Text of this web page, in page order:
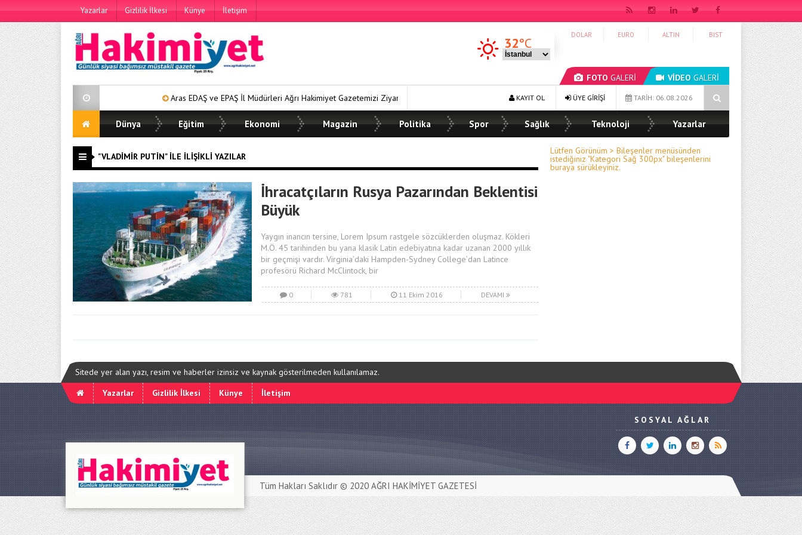
Yazarlar Gizlilik İlkesi Künye İletişim
FOTO GALERİ VİDEO GALERİ
DOLAR EURO ALTIN BIST
32°C
Aras EDAŞ ve EPAŞ İl Müdürleri Ağrı Hakimiyet Gazetemizi Ziyaret Etti Ağrı Karma Yaşam Projesi’nde Ön Talep Süreci Devam Ediyor Ağrı Şeker Fabrikası’ndan
TARİH: 06.08.2026
ÜYE GİRİŞİ
KAYIT OL
Dünya Eğitim Ekonomi Magazin Politika Spor Sağlık Teknoloji Yazarlar
"VLADIMIR PUTIN" ILE İLIŞIKLI YAZILAR
İhracatçıların Rusya Pazarından Beklentisi
Büyük
Yaygın inancın tersine, Lorem Ipsum rastgele sözcüklerden oluşmaz. Kökleri
M.Ö. 45 tarihinden bu yana klasik Latin edebiyatına kadar uzanan 2000 yıllık
bir geçmişi vardır. Virginia’daki Hampden-Sydney College’dan Latince
profesörü Richard McClintock, bir
0 781 11 Ekim 2016 DEVAMI
Lütfen Görünüm > Bileşenler menüsünden
istediğiniz "Kategori Sağ 300px" bileşenlerini
buraya sürükleyiniz.
Sitede yer alan yazı, resim ve haberler izinsiz ve kaynak gösterilmeden kullanılamaz.
Yazarlar
Gizlilik İlkesi Künye İletişim
SOSYAL AĞLAR
Tüm Hakları Saklıdır © 2020 AĞRI HAKİMİYET GAZETESİ